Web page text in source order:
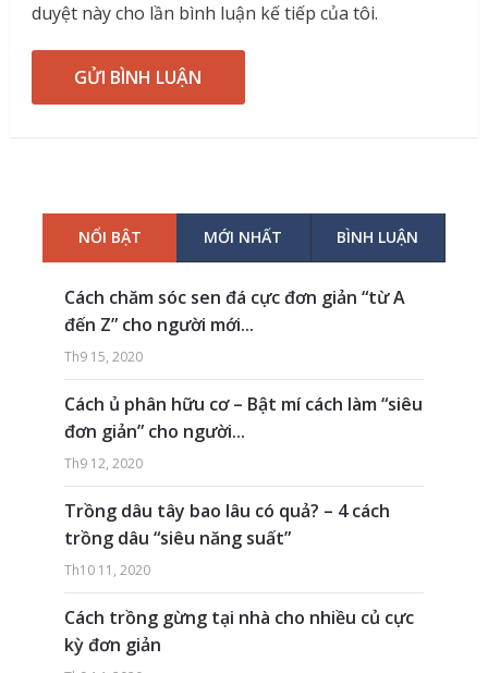
duyệt này cho lần bình luận kế tiếp của tôi.
NỔI BẬT MỚI NHẤT BÌNH LUẬN
Cách chăm sóc sen đá cực đơn giản “từ A
đến Z” cho người mới...
Th9 15, 2020
Cách ủ phân hữu cơ – Bật mí cách làm “siêu
đơn giản” cho người...
Th9 12, 2020
Trồng dâu tây bao lâu có quả? – 4 cách
trồng dâu “siêu năng suất”
Th10 11, 2020
Cách trồng gừng tại nhà cho nhiều củ cực
kỳ đơn giản